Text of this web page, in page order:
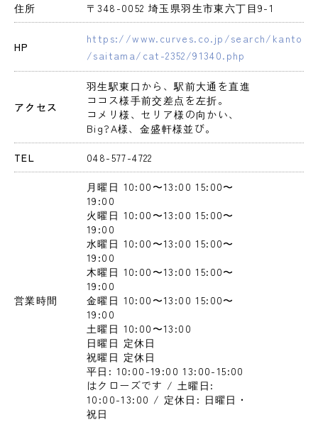
住所 〒348-0052 埼玉県羽生市東六丁目9-1
HP
https://www.curves.co.jp/search/kanto
/saitama/cat-2352/91340.php
アクセス
羽生駅東口から、駅前大通を直進
ココス様手前交差点を左折。
コメリ様、セリア様の向かい、
Big?A様、金盛軒様並び。
TEL 048-577-4722
営業時間
月曜日 10:00〜13:00 15:00〜
19:00
火曜日 10:00〜13:00 15:00〜
19:00
水曜日 10:00〜13:00 15:00〜
19:00
木曜日 10:00〜13:00 15:00〜
19:00
金曜日 10:00〜13:00 15:00〜
19:00
土曜日 10:00〜13:00
日曜日 定休日
祝曜日 定休日
平日: 10:00-19:00 13:00-15:00
はクローズです / 土曜日:
10:00-13:00 / 定休日: 日曜日・
祝日